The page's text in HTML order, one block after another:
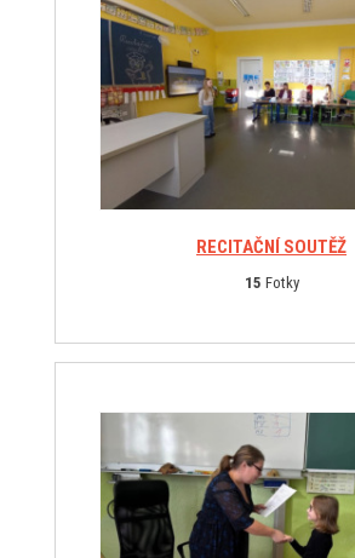
RECITAČNÍ SOUTĚŽ
15 Fotky